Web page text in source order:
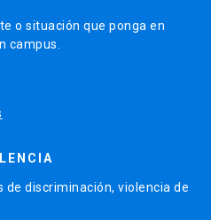
o situación que ponga en
campus.
de discriminación, violencia de